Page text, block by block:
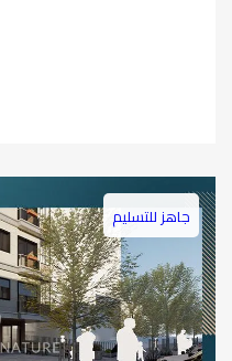
جاهز للتسليم